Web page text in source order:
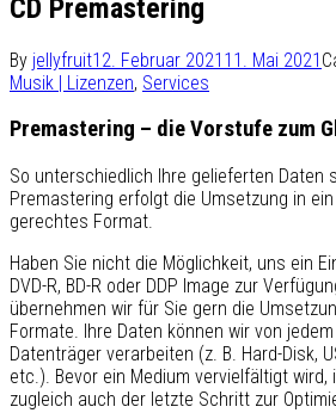
CD Premastering
By jellyfruit12. Februar 2021 11. Mai 2021
Musik | Lizenzen, Services
Premastering – die Vorstufe zum
So unterschiedlich Ihre gelieferten Daten
Premastering erfolgt die Umsetzung in ein
gerechtes Format.
Haben Sie nicht die Möglichkeit, uns ein
DVD-R, BD-R oder DDP Image zur
übernehmen wir für Sie gern die
Formate. Ihre Daten können wir von
Datenträger verarbeiten (z. B. Hard-Disk,
etc.). Bevor ein Medium vervielfältigt
zugleich auch der letzte Schritt zur